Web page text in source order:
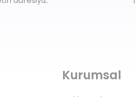
Kurumsal